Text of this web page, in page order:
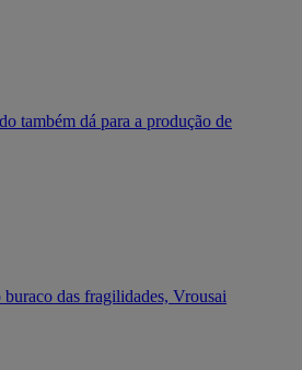
também dá para a produção de
das fragilidades, Vrousai